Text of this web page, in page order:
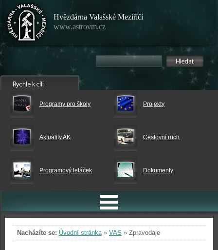
Hvězdárna Valašské Meziříčí
www.astrovm.cz
Programy pro školy Projekty
Aktuality AK Cestovní ruch
Programový letáček Dokumenty
Nacházíte se: Úvodní stránka» VAS » Zpravodaje